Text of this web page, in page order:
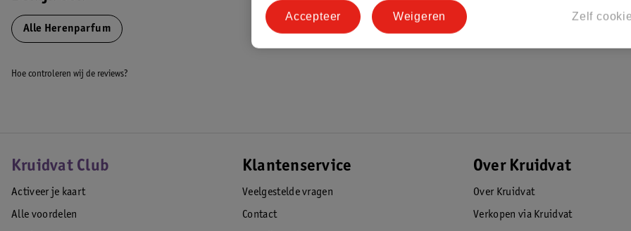
Alle Herenparfum
Hoe controleren wij de reviews?
Kruidvat Club
Activeer je kaart
Alle voordelen
Klantenservice
Veelgestelde vragen
Contact
Over Kruidvat
Over Kruidvat
Verkopen via Kruidvat
Zelf
Weigeren
Accepteer